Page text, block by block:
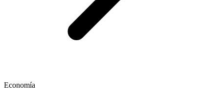
Economía